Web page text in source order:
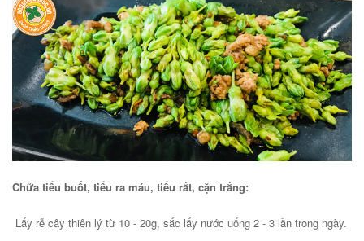
Chữa tiểu buốt, tiểu ra máu, tiểu rắt, cặn trắng:
Lấy rễ cây thiên lý từ 10 - 20g, sắc lấy nước uống 2 - 3 lần trong ngày.